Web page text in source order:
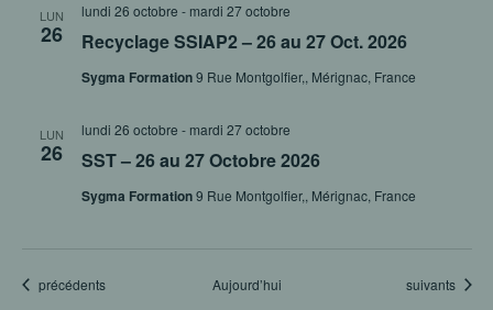
LUN
26 Recyclage SSIAP2 – 26 au 27 Oct. 2026
lundi 26 octobre - mardi 27 octobre
Sygma Formation9 Rue Montgolfier,, Mérignac, France
LUN
26 SST – 26 au 27 Octobre 2026
lundi 26 octobre - mardi 27 octobre
Sygma Formation9 Rue Montgolfier,, Mérignac, France
Évènements
précédents Aujourd’hui Évènements
suivants